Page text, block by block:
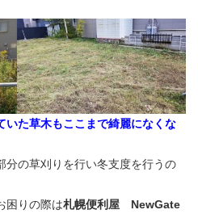
いた草木もここまで綺麗になくな
分の草刈りを行い冬支度を行うの
困りの際は札幌便利屋 NewGate